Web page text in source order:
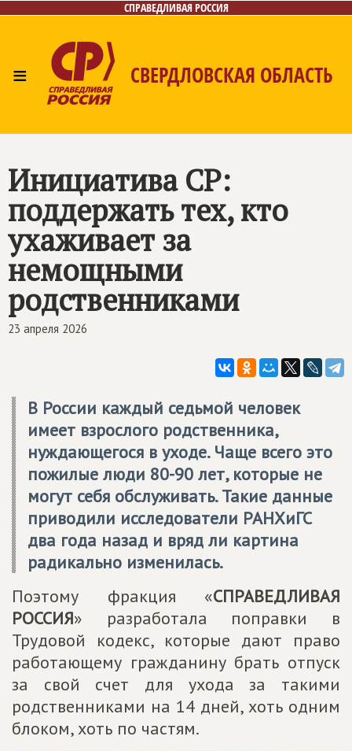
СПРАВЕДЛИВАЯ РОССИЯ
≡ СВЕРДЛОВСКАЯ ОБЛАСТЬ
Поиск
Инициатива СР:
поддержать тех, кто
ухаживает за
немощными
родственниками
23 апреля 2026
В России каждый седьмой человек
имеет взрослого родственника,
нуждающегося в уходе. Чаще всего это
пожилые люди 80-90 лет, которые не
могут себя обслуживать. Такие данные
приводили исследователи РАНХиГС
два года назад и вряд ли картина
радикально изменилась.
Поэтому фракция «СПРАВЕДЛИВАЯ
РОССИЯ» разработала поправки в
Трудовой кодекс, которые дают право
работающему гражданину брать отпуск
за свой счет для ухода за такими
родственниками на 14 дней, хоть одним
блоком, хоть по частям.